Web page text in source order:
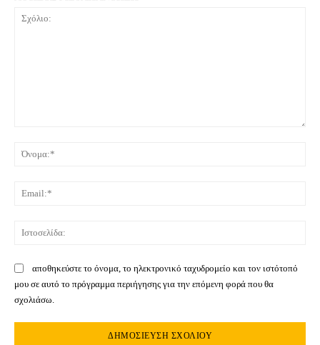
αποθηκεύστε το όνομα, το ηλεκτρονικό ταχυδρομείο και τον ιστότοπό
μου σε αυτό το πρόγραμμα περιήγησης για την επόμενη φορά που θα
σχολιάσω.